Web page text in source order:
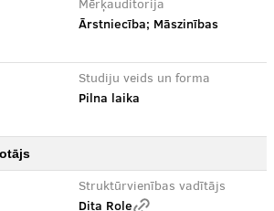
Mērķauditorija
Ārstniecība; Māszinības
Studiju veids un forma
Pilna laika
Struktūrvienības vadītājs
Dita Role